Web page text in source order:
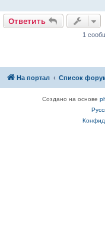
Ответить
1
На портал Список
Создано на основе